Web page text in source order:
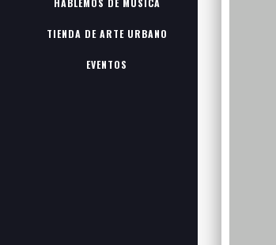
HABLEMOS DE MÚSICA
TIENDA DE ARTE URBANO
EVENTOS